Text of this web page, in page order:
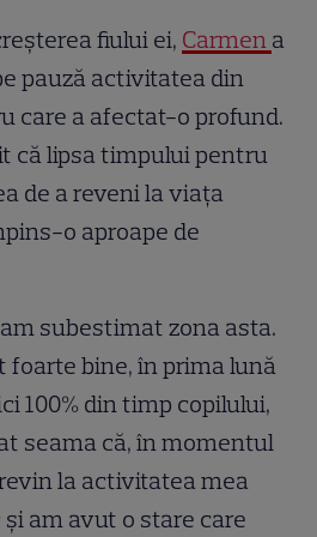
fiului ei, Carmen a
pauză activitatea din
care a afectat-o profund.
că lipsa timpului pentru
de a reveni la viața
o aproape de
subestimat zona asta.
foarte bine, în prima lună
100% din timp copilului,
seama că, în momentul
la activitatea mea
am avut o stare care